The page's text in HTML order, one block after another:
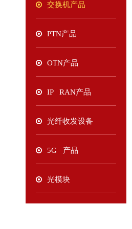
交换机产品
PTN产品
OTN产品
IP RAN产品
光纤收发设备
5G 产品
光模块